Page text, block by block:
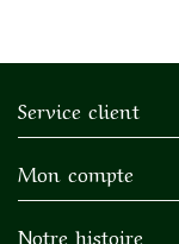
Service client
Mon compte
Notre histoire